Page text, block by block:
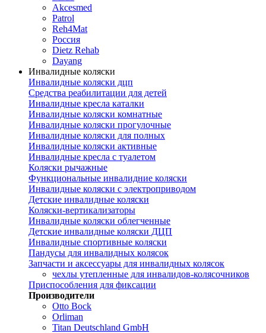
Akcesmed
Patrol
Reh4Mat
Россия
Dietz Rehab
Dayang
Инвалидные коляски
Инвалидные коляски дцп
Средства реабилитации для детей
Инвалидные кресла каталки
Инвалидные коляски комнатные
Инвалидные коляски прогулочные
Инвалидные коляски для полных
Инвалидные коляски активные
Инвалидные кресла с туалетом
Коляски рычажные
Функциональные инвалидние коляски
Инвалидные коляски с электроприводом
Детские инвалидные коляски
Коляски-вертикализаторы
Инвалидные коляски облегченные
Детские инвалидные коляски ДЦП
Инвалидные спортивные коляски
Пандусы для инвалидных колясок
Запчасти и аксессуары для инвалидных колясок
чехлы утепленные для инвалидов-колясочников
Приспособления для фиксации
Производители
Otto Bock
Orliman
Titan Deutschland GmbH